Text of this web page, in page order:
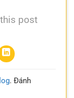
post
. Đánh